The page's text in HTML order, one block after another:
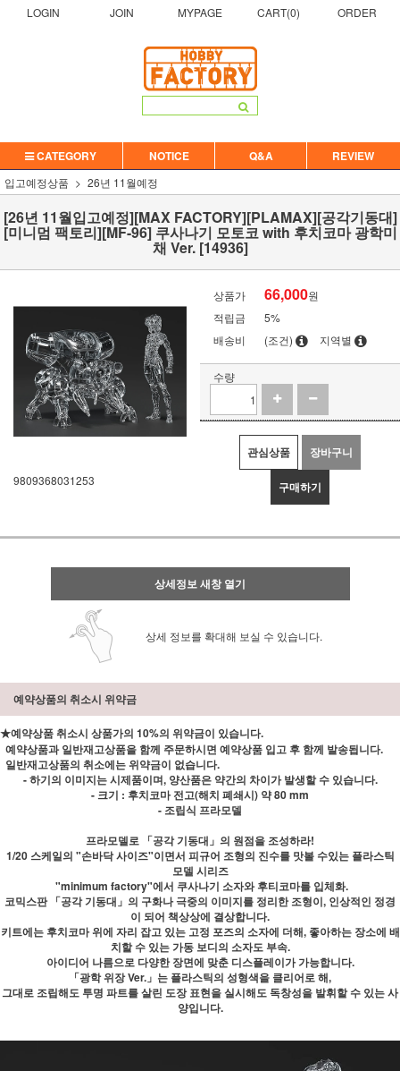
LOGIN JOIN MYPAGE CART(0) ORDER
CATEGORY NOTICE Q&A REVIEW
입고예정상품 26년 11월예정
[26년 11월입고예정][MAX FACTORY][PLAMAX][공각기동대]
[미니멈 팩토리][MF-96] 쿠사나기 모토코 with 후치코마 광학미
채 Ver. [14936]
9809368031253
상품가 66,000원
적립금
5%
배송비
(조건) 지역별
수량
관심상품 장바구니
구매하기
상세정보 새창 열기
상세 정보를 확대해 보실 수 있습니다.
예약상품의 취소시 위약금
★예약상품 취소시 상품가의 10%의 위약금이 있습니다.
예약상품과 일반재고상품을 함께 주문하시면 예약상품 입고 후 함께 발송됩니다.
일반재고상품의 취소에는 위약금이 없습니다.
- 하기의 이미지는 시제품이며, 양산품은 약간의 차이가 발생할 수 있습니다.
- 크기 : 후치코마 전고(해치 폐쇄시) 약 80 mm
- 조립식 프라모델
프라모델로 「공각 기동대」의 원점을 조성하라!
1/20 스케일의 "손바닥 사이즈"이면서 피규어 조형의 진수를 맛볼 수있는 플라스틱
모델 시리즈
"minimum factory"에서 쿠사나기 소자와 후티코마를 입체화.
코믹스판 「공각 기동대」의 구화나 극중의 이미지를 정리한 조형이, 인상적인 정경
이 되어 책상상에 결상합니다.
키트에는 후치코마 위에 자리 잡고 있는 고정 포즈의 소자에 더해, 좋아하는 장소에 배
치할 수 있는 가동 보디의 소자도 부속.
아이디어 나름으로 다양한 장면에 맞춘 디스플레이가 가능합니다.
「광학 위장 Ver.」는 플라스틱의 성형색을 클리어로 해,
그대로 조립해도 투명 파트를 살린 도장 표현을 실시해도 독창성을 발휘할 수 있는 사
양입니다.